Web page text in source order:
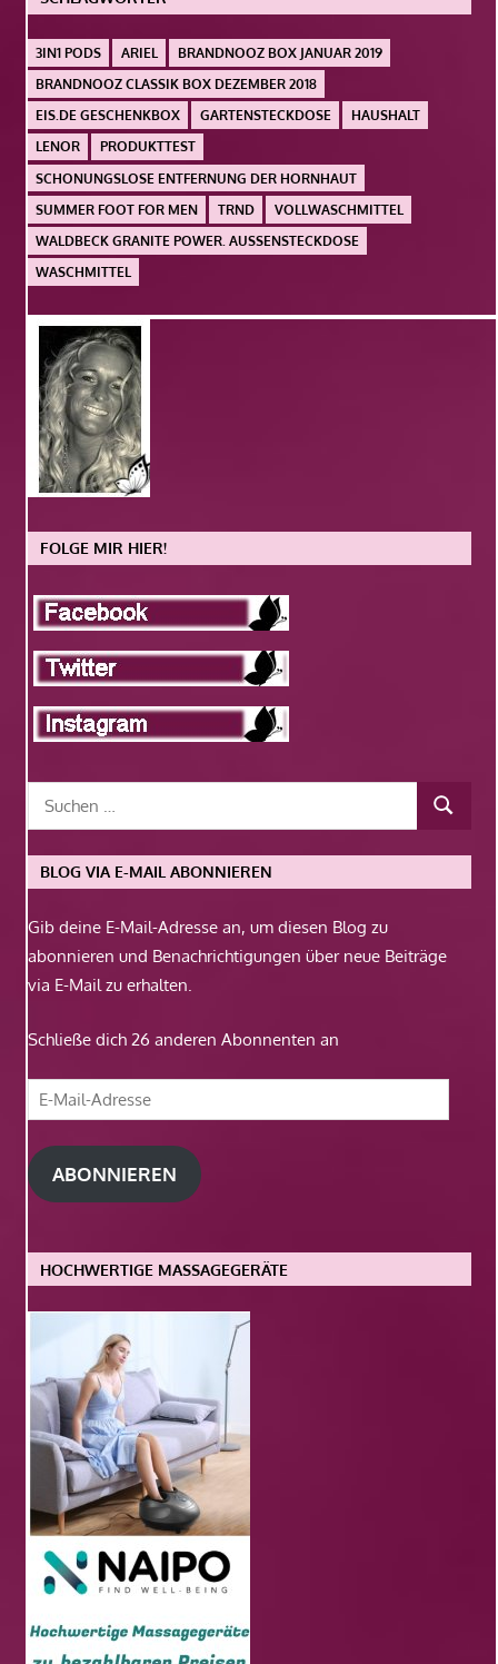
3IN1 PODS ARIEL
BRANDNOOZ BOX JANUAR 2019
BRANDNOOZ CLASSIK BOX DEZEMBER 2018
EIS.DE GESCHENKBOX
GARTENSTECKDOSE
HAUSHALT
LENOR
PRODUKTTEST
SCHONUNGSLOSE ENTFERNUNG DER HORNHAUT
SUMMER FOOT FOR MEN
TRND
VOLLWASCHMITTEL
WALDBECK GRANITE POWER. AUSSENSTECKDOSE
WASCHMITTEL
FOLGE MIR HIER!
BLOG VIA E-MAIL ABONNIEREN
Gib deine E-Mail-Adresse an, um diesen Blog zu
abonnieren und Benachrichtigungen über neue Beiträge
via E-Mail zu erhalten.
Schließe dich 26 anderen Abonnenten an
E-
Mail-
Adresse
ABONNIEREN
HOCHWERTIGE MASSAGEGERÄTE